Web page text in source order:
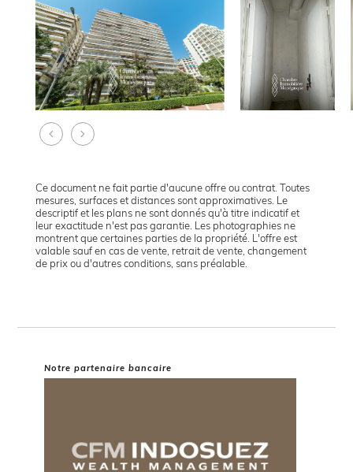
Ce document ne fait partie d'aucune offre ou contrat. Toutes
mesures, surfaces et distances sont approximatives. Le
descriptif et les plans ne sont donnés qu'à titre indicatif et
leur exactitude n'est pas garantie. Les photographies ne
montrent que certaines parties de la propriété. L'offre est
valable sauf en cas de vente, retrait de vente, changement
de prix ou d'autres conditions, sans préalable.
Notre partenaire bancaire